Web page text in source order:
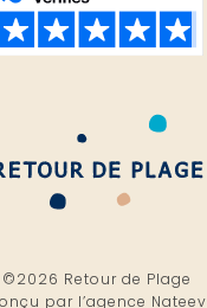
©2026 Retour de Plage
par l’agence Nateev